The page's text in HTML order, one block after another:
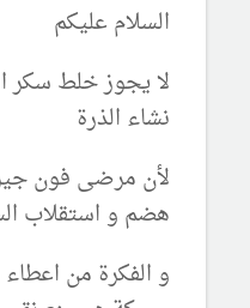
السلام عليكم
لا يجوز خلط سكر
نشاء الذرة
لأن مرضى فون
هضم و استقلاب
و الفكرة من